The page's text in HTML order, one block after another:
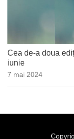
Cea de-a doua
iunie
7 mai 2024